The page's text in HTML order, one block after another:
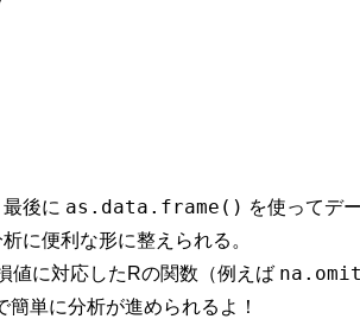
後に as.data.frame() を使ってデ
に便利な形に整えられる。
値に対応したRの関数（例えば
簡単に分析が進められるよ！